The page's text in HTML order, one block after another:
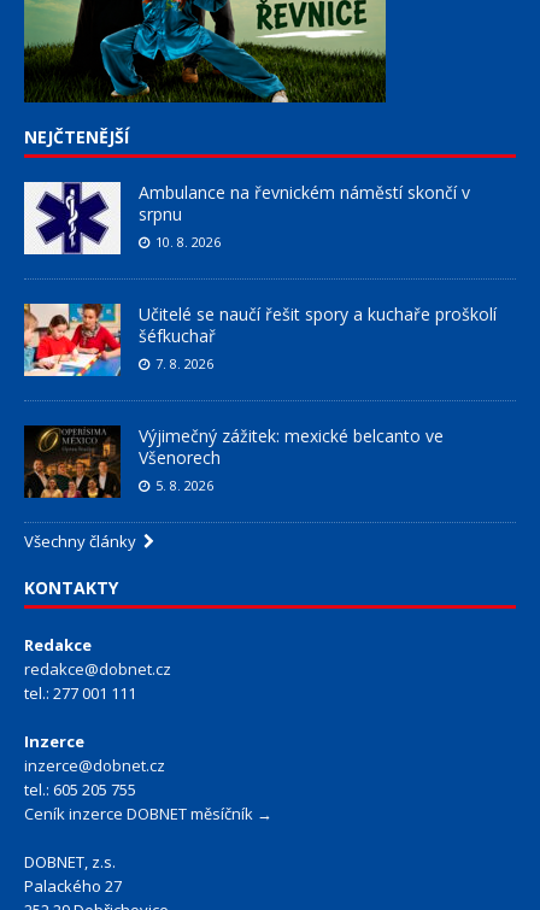
NEJČTENĚJŠÍ
Ambulance na řevnickém náměstí skončí v
srpnu
10. 8. 2026
Učitelé se naučí řešit spory a kuchaře proškolí
šéfkuchař
7. 8. 2026
Výjimečný zážitek: mexické belcanto ve
Všenorech
5. 8. 2026
Všechny články
KONTAKTY
Redakce
redakce@dobnet.cz
tel.: 277 001 111
Inzerce
inzerce@dobnet.cz
tel.: 605 205 755
Ceník inzerce DOBNET měsíčník →
DOBNET, z.s.
Palackého 27